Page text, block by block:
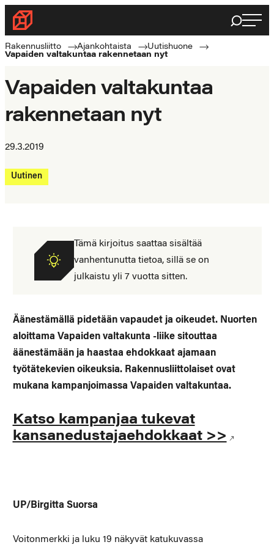
Siirry
suoraan
sisältöön
Rakennusliitto
Rakennusalan
ammattilaisten
Haku
Rakennusliitto Ajankohtaista
Uutishuone
Vapaiden valtakuntaa rakennetaan nyt
Vapaiden valtakuntaa
rakennetaan nyt
29.3.2019
Uutinen
Tämä kirjoitus saattaa sisältää
vanhentunutta tietoa, sillä se on
julkaistu yli 7 vuotta sitten.
Äänestämällä pidetään vapaudet ja oikeudet. Nuorten
aloittama Vapaiden valtakunta -liike sitouttaa
äänestämään ja haastaa ehdokkaat ajamaan
työtätekevien oikeuksia. Rakennusliittolaiset ovat
mukana kampanjoimassa Vapaiden valtakuntaa.
Katso kampanjaa tukevat
kansanedustajaehdokkaat >>
UP/Birgitta Suorsa
Voitonmerkki ja luku 19 näkyvät katukuvassa